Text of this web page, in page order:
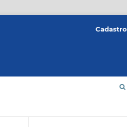
Cadastro